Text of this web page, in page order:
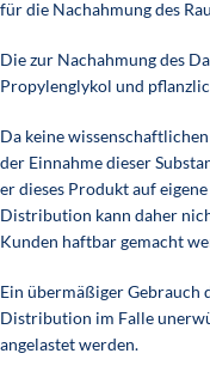
für die Nachahmung des
Die zur Nachahmung des
Propylenglykol und
Da keine
der Einnahme dieser
er dieses Produkt auf
Distribution kann daher
Kunden haftbar gemacht
Ein übermäßiger Gebrauch
Distribution im Falle
angelastet werden.